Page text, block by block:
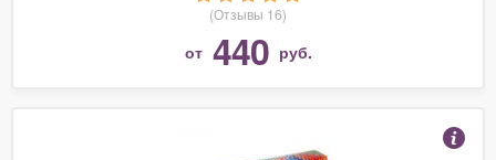
(Отзывы 16)
от 440 руб.